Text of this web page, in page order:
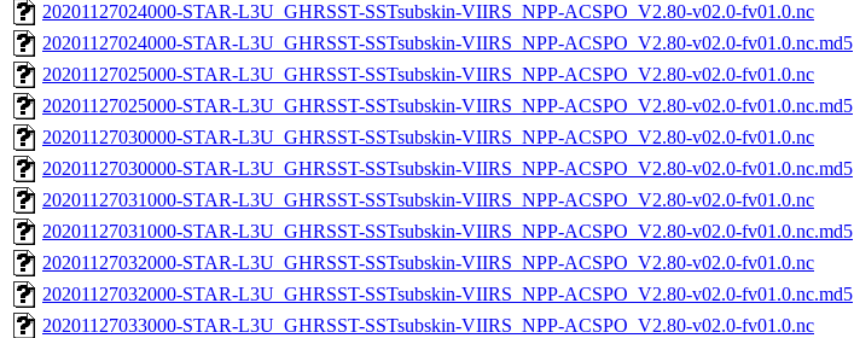
20201127024000-STAR-L3U_GHRSST-SSTsubskin-VIIRS_NPP-ACSPO_V2.80-v02.0-fv01.0.nc
20201127024000-STAR-L3U_GHRSST-SSTsubskin-VIIRS_NPP-ACSPO_V2.80-v02.0-fv01.0.nc.md5
20201127025000-STAR-L3U_GHRSST-SSTsubskin-VIIRS_NPP-ACSPO_V2.80-v02.0-fv01.0.nc
20201127025000-STAR-L3U_GHRSST-SSTsubskin-VIIRS_NPP-ACSPO_V2.80-v02.0-fv01.0.nc.md5
20201127030000-STAR-L3U_GHRSST-SSTsubskin-VIIRS_NPP-ACSPO_V2.80-v02.0-fv01.0.nc
20201127030000-STAR-L3U_GHRSST-SSTsubskin-VIIRS_NPP-ACSPO_V2.80-v02.0-fv01.0.nc.md5
20201127031000-STAR-L3U_GHRSST-SSTsubskin-VIIRS_NPP-ACSPO_V2.80-v02.0-fv01.0.nc
20201127031000-STAR-L3U_GHRSST-SSTsubskin-VIIRS_NPP-ACSPO_V2.80-v02.0-fv01.0.nc.md5
20201127032000-STAR-L3U_GHRSST-SSTsubskin-VIIRS_NPP-ACSPO_V2.80-v02.0-fv01.0.nc
20201127032000-STAR-L3U_GHRSST-SSTsubskin-VIIRS_NPP-ACSPO_V2.80-v02.0-fv01.0.nc.md5
20201127033000-STAR-L3U_GHRSST-SSTsubskin-VIIRS_NPP-ACSPO_V2.80-v02.0-fv01.0.nc